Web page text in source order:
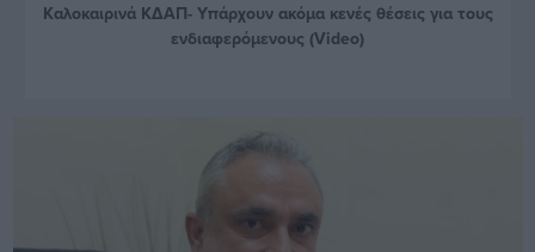
Καλοκαιρινά ΚΔΑΠ- Υπάρχουν ακόμα κενές θέσεις για τους
ενδιαφερόμενους (Video)